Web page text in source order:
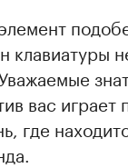
клавиатуры
вас играет
где